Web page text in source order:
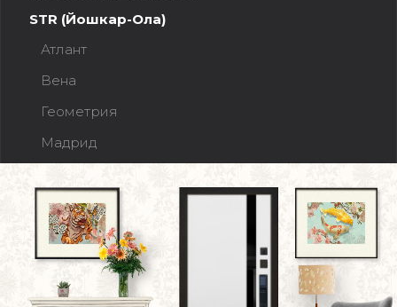
STR (Йошкар-Ола)
Атлант
Вена
Геометрия
Мадрид
Рельеф
Ферзь
Честер
Шторм